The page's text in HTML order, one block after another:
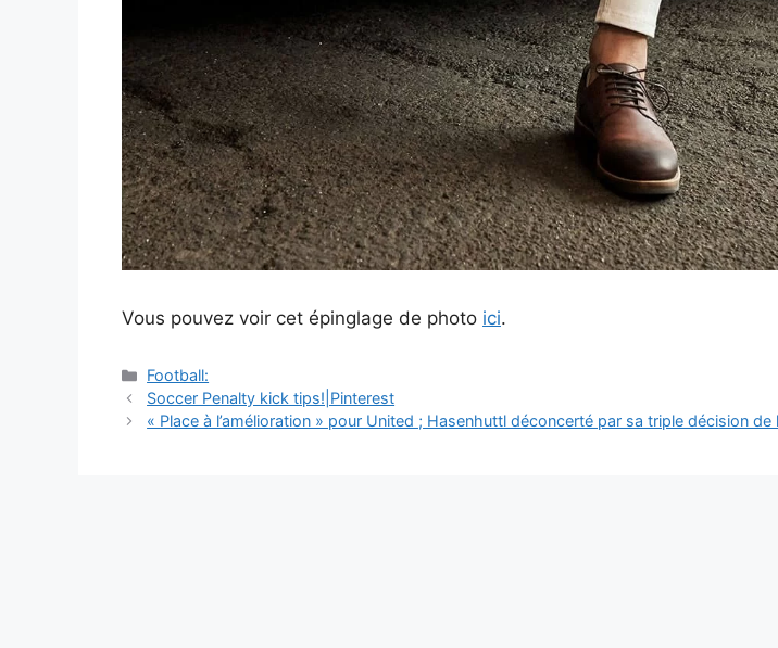
Vous pouvez voir cet épinglage de photo ici.
Catégories
Football:
Navigation
des
Soccer Penalty kick tips!|Pinterest
« Place à l’amélioration » pour United ; Hasenhuttl déconcerté par sa triple décision de